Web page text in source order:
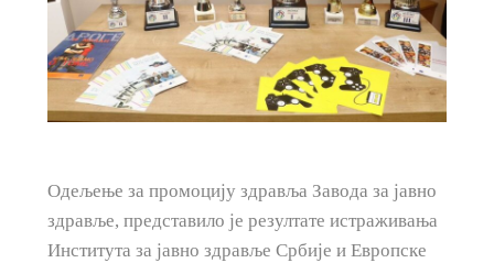
Одељење за промоцију здравља Завода за јавно
здравље, представило је резултате истраживања
Института за јавно здравље Србије и Европске